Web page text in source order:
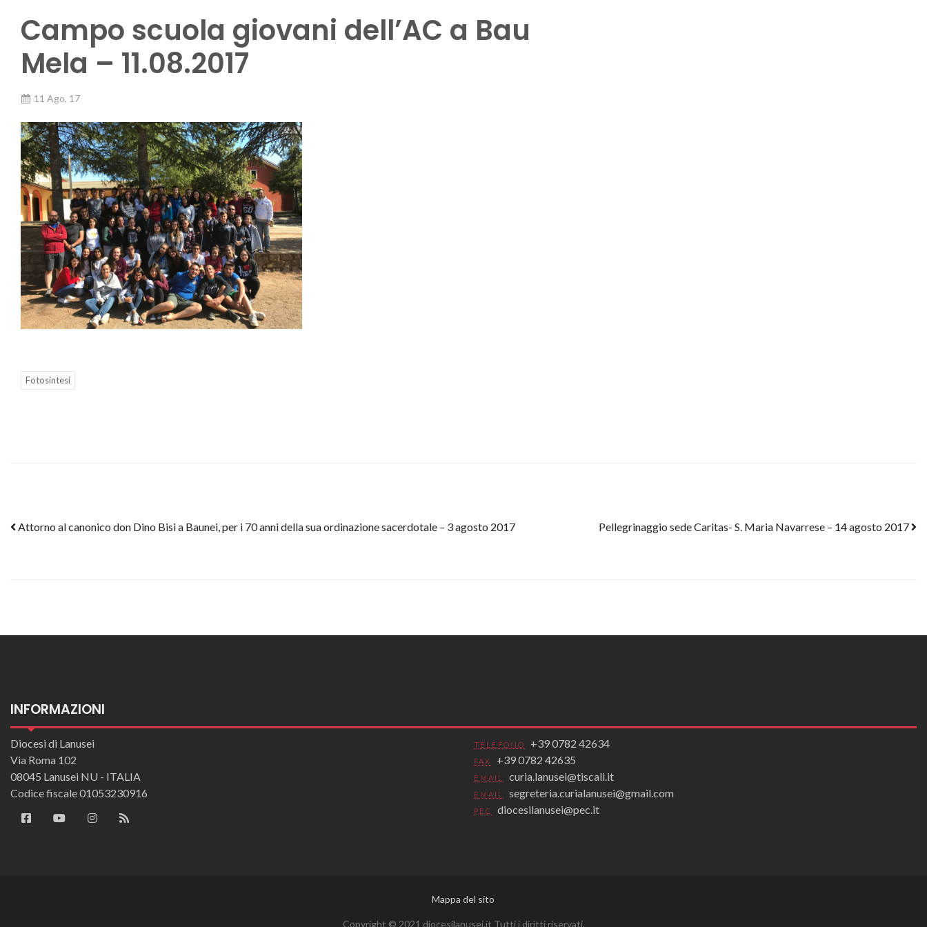
Campo scuola giovani dell’AC a Bau
Mela – 11.08.2017
11 Ago, 17
Fotosintesi
Post navigation
Attorno al canonico don Dino Bisi a Baunei, per i 70 anni della sua ordinazione sacerdotale – 3 agosto 2017 Pellegrinaggio sede Caritas- S. Maria Navarrese – 14 agosto 2017
INFORMAZIONI
Diocesi di Lanusei
Via Roma 102
08045 Lanusei NU - ITALIA
Codice fiscale 01053230916
TELEFONO +39 0782 42634
FAX +39 0782 42635
EMAIL curia.lanusei@tiscali.it
EMAIL segreteria.curialanusei@gmail.com
PEC diocesilanusei@pec.it
Mappa del sito
Copyright © 2021 diocesilanusei.it Tutti i diritti riservati.